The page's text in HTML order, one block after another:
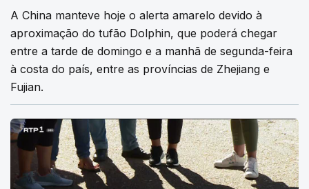
A China manteve hoje o alerta amarelo devido à
aproximação do tufão Dolphin, que poderá chegar
entre a tarde de domingo e a manhã de segunda-feira
à costa do país, entre as províncias de Zhejiang e
Fujian.